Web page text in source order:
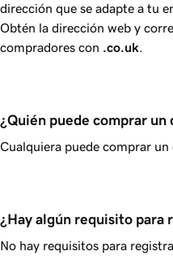
dirección que se adapte a tu
Obtén la dirección web y
compradores con .co.uk
¿Quién puede comprar un
Cualquiera puede comprar
¿Hay algún requisito para
No hay requisitos para